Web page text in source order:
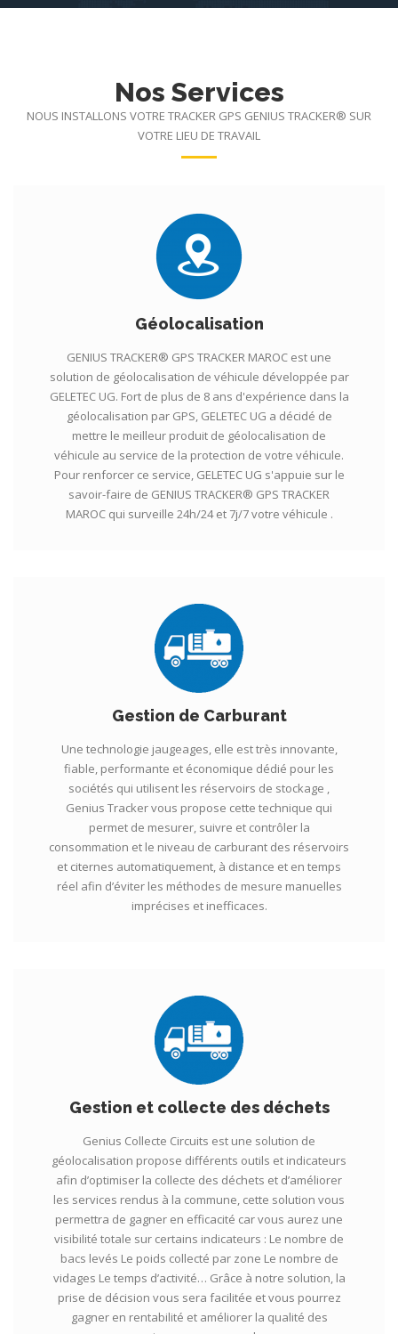
Nos Services
NOUS INSTALLONS VOTRE TRACKER GPS GENIUS TRACKER® SUR
VOTRE LIEU DE TRAVAIL
Géolocalisation
GENIUS TRACKER® GPS TRACKER MAROC est une
solution de géolocalisation de véhicule développée par
GELETEC UG. Fort de plus de 8 ans d'expérience dans la
géolocalisation par GPS, GELETEC UG a décidé de
mettre le meilleur produit de géolocalisation de
véhicule au service de la protection de votre véhicule.
Pour renforcer ce service, GELETEC UG s'appuie sur le
savoir-faire de GENIUS TRACKER® GPS TRACKER
MAROC qui surveille 24h/24 et 7j/7 votre véhicule .
Gestion de Carburant
Une technologie jaugeages, elle est très innovante,
fiable, performante et économique dédié pour les
sociétés qui utilisent les réservoirs de stockage ,
Genius Tracker vous propose cette technique qui
permet de mesurer, suivre et contrôler la
consommation et le niveau de carburant des réservoirs
et citernes automatiquement, à distance et en temps
réel afin d’éviter les méthodes de mesure manuelles
imprécises et inefficaces.
Gestion et collecte des déchets
Genius Collecte Circuits est une solution de
géolocalisation propose différents outils et indicateurs
afin d’optimiser la collecte des déchets et d’améliorer
les services rendus à la commune, cette solution vous
permettra de gagner en efficacité car vous aurez une
visibilité totale sur certains indicateurs : Le nombre de
bacs levés Le poids collecté par zone Le nombre de
vidages Le temps d’activité… Grâce à notre solution, la
prise de décision vous sera facilitée et vous pourrez
gagner en rentabilité et améliorer la qualité des